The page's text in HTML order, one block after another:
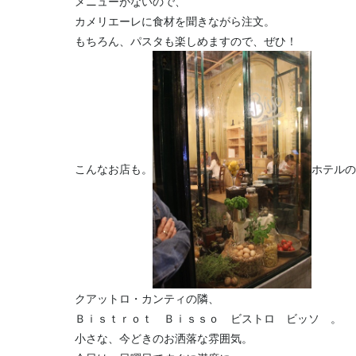
カメリエーレに食材を聞きながら注文。
もちろん、パスタも楽しめますので、ぜひ！
こんなお店も。 ホテル
クアットロ・カンティの隣、
Ｂｉｓｔｒｏｔ Ｂｉｓｓｏ ビストロ ビッソ 。
小さな、今どきのお洒落な雰囲気。